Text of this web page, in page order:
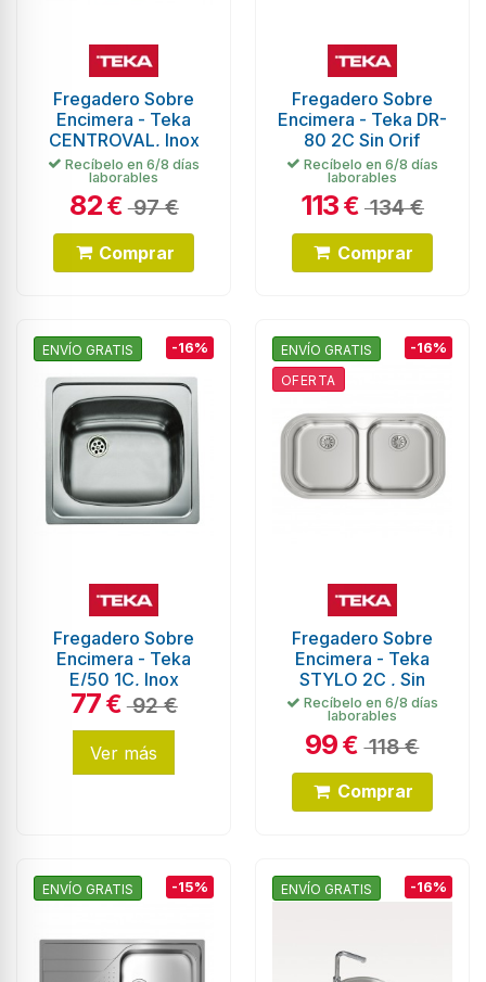
Fregadero Sobre
Encimera - Teka
CENTROVAL, Inox
Recíbelo en 6/8 días
laborables
82€ 97 €
Comprar
Fregadero Sobre
Encimera - Teka DR-
80 2C Sin Orif
Recíbelo en 6/8 días
laborables
113€ 134 €
Comprar
ENVÍO GRATIS -16%
Fregadero Sobre
Encimera - Teka
E/50 1C, Inox
77€ 92 €
Ver más
ENVÍO GRATIS
OFERTA
-16%
Fregadero Sobre
Encimera - Teka
STYLO 2C , Sin
Orificio
Recíbelo en 6/8 días
laborables
99€ 118 €
Comprar
ENVÍO GRATIS -15% ENVÍO GRATIS -16%